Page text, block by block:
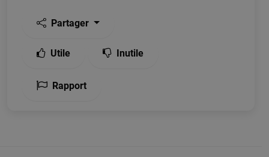
Partager
Utile Inutile
Rapport